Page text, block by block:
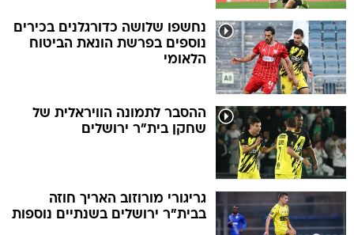
נחשפו שלושה כדורגלנים בכירים
נוספים בפרשת הונאת הביטוח
הלאומי
ההסבר לתמונה הוויראלית של
שחקן בית"ר ירושלים
גריגורי מורוזוב האריך חוזה
בבית"ר ירושלים בשנתיים נוספות